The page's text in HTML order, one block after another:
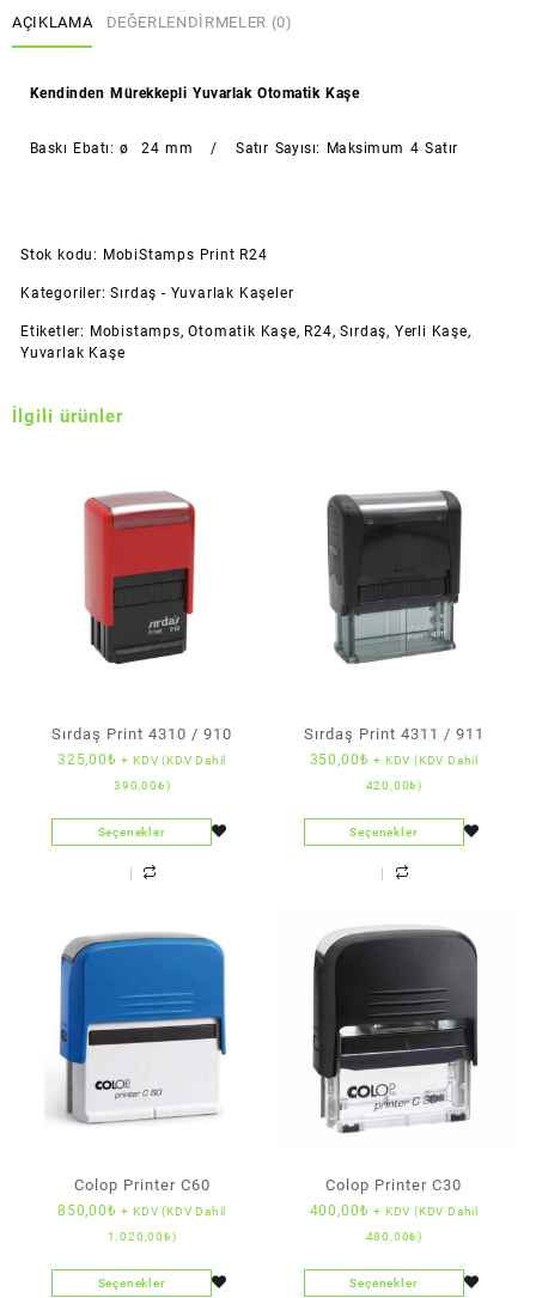
AÇIKLAMA DEĞERLENDIRMELER (0)
Kendinden Mürekkepli Yuvarlak Otomatik Kaşe
Baskı Ebatı: ø 24 mm / Satır Sayısı: Maksimum 4 Satır
Stok kodu: MobiStamps Print R24
Kategoriler:Sırdaş - Yuvarlak Kaşeler
Etiketler: Mobistamps,Otomatik Kaşe, R24,Sırdaş, Yerli Kaşe,
Yuvarlak Kaşe
İlgili ürünler
Sırdaş Print 4310 / 910
325,00₺ + KDV (KDV Dahil
390,00₺)
Seçenekler
Sırdaş Print 4311 / 911
350,00₺ + KDV (KDV Dahil
420,00₺)
Seçenekler
Colop Printer C60
850,00₺ + KDV (KDV Dahil
1.020,00₺)
Seçenekler
Colop Printer C30
400,00₺ + KDV (KDV Dahil
480,00₺)
Seçenekler